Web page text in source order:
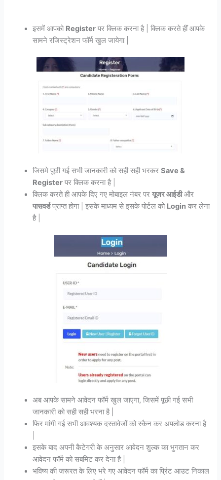
इसमें आपको Register पर क्लिक करना है | क्लिक करते हीं आपके
सामने रजिस्ट्रेशन फॉर्म खुल जायेगा |
जिसमे पूछी गई सभी जानकारी को सही सही भरकरSave &
Register पर क्लिक करना है |
क्लिक करते ही आपके दिए गए मोबाइल नंबर परयूजर आईडीऔर
पासवर्डप्राप्त होगा | इसके माध्यम से इसके पोर्टल को Login कर लेना
है |
अब आपके सामने आवेदन फॉर्म खुल जाएगा, जिसमें पूछी गई सभी
जानकारी को सही सही भरना है |
फिर मांगी गई सभी आवश्यक दस्तावेजों को स्कैन कर अपलोड करना है
इसके बाद अपनी कैटेगरी के अनुसार आवेदन शुल्क का भुगतान कर
आवेदन फॉर्म को सबमिट कर देना है |
भविष्य की जरूरत के लिए भरे गए आवेदन फॉर्म का प्रिंट आउट निकाल